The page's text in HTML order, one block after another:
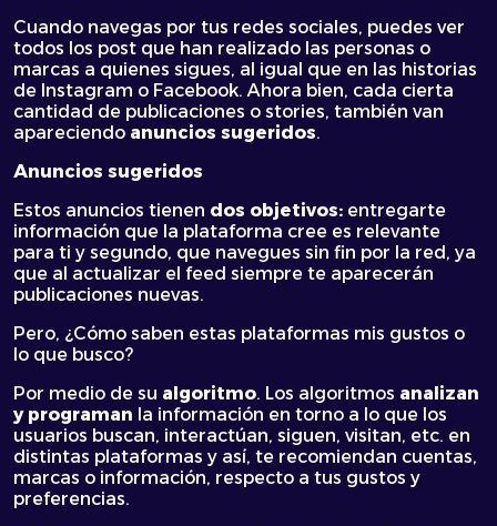
Cuando navegas por tus redes sociales, puedes ver
todos los post que han realizado las personas o
marcas a quienes sigues, al igual que en las historias
de Instagram o Facebook. Ahora bien, cada cierta
cantidad de publicaciones o stories, también van
apareciendo anuncios sugeridos.
Anuncios sugeridos
Estos anuncios tienen dos objetivos: entregarte
información que la plataforma cree es relevante
para ti y segundo, que navegues sin fin por la red, ya
que al actualizar el feed siempre te aparecerán
publicaciones nuevas.
Pero, ¿Cómo saben estas plataformas mis gustos o
lo que busco?
Por medio de su algoritmo. Los algoritmos analizan
y programan la información en torno a lo que los
usuarios buscan, interactúan, siguen, visitan, etc. en
distintas plataformas y así, te recomiendan cuentas,
marcas o información, respecto a tus gustos y
preferencias.